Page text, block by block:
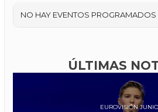
NO HAY EVENTOS PROGRAMADOS
ÚLTIMAS
EUROVISIÓN